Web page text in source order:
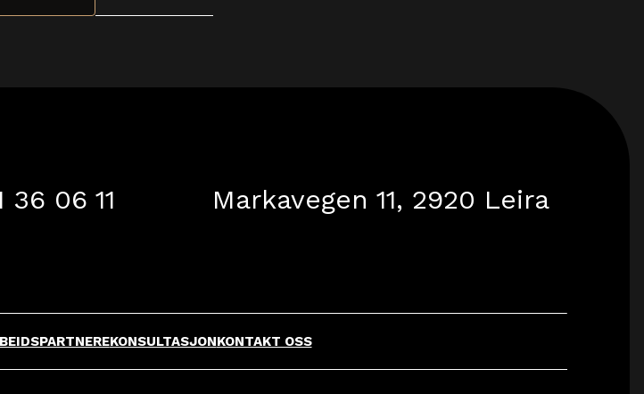
36 06 11 Markavegen 11, 2920 Leira
KONSULTASJONKONTAKT OSS